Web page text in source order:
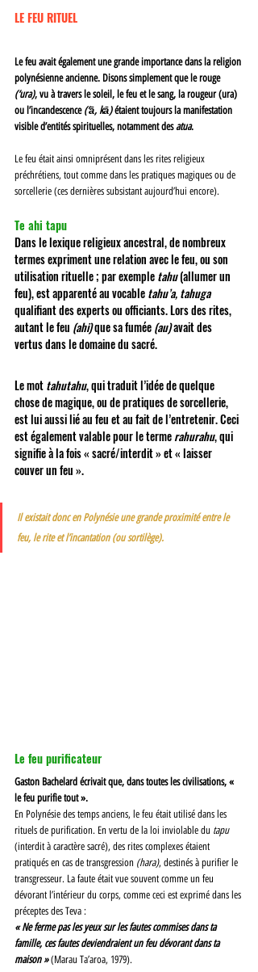
LE FEU RITUEL
Le feu avait également une grande importance dans la religion
polynésienne ancienne. Disons simplement que le rouge
(‘ura), vu à travers le soleil, le feu et le sang, la rougeur (ura)
ou l’incandescence (‘ā, kā) étaient toujours la manifestation
visible d’entités spirituelles, notamment des atua.
Le feu était ainsi omniprésent dans les rites religieux
préchrétiens, tout comme dans les pratiques magiques ou de
sorcellerie (ces dernières subsistant aujourd’hui encore).
Te ahi tapu
Dans le lexique religieux ancestral, de nombreux
termes expriment une relation avec le feu, ou son
utilisation rituelle ; par exemple tahu (allumer un
feu), est apparenté au vocable tahu’a, tahuga
qualifiant des experts ou officiants. Lors des rites,
autant le feu (ahi) que sa fumée (au) avait des
vertus dans le domaine du sacré.
Le mot tahutahu, qui traduit l’idée de quelque
chose de magique, ou de pratiques de sorcellerie,
est lui aussi lié au feu et au fait de l’entretenir. Ceci
est également valable pour le terme rahurahu, qui
signifie à la fois « sacré/interdit » et « laisser
couver un feu ».
Il existait donc en Polynésie une grande proximité entre le
feu, le rite et l’incantation (ou sortilège).
Le feu purificateur
Gaston Bachelard écrivait que, dans toutes les civilisations, «
le feu purifie tout ».
En Polynésie des temps anciens, le feu était utilisé dans les
rituels de purification. En vertu de la loi inviolable du tapu
(interdit à caractère sacré), des rites complexes étaient
pratiqués en cas de transgression (hara), destinés à purifier le
transgresseur. La faute était vue souvent comme un feu
dévorant l’intérieur du corps, comme ceci est exprimé dans les
préceptes des Teva :
« Ne ferme pas les yeux sur les fautes commises dans ta
famille, ces fautes deviendraient un feu dévorant dans ta
maison » (Marau Ta’aroa, 1979).